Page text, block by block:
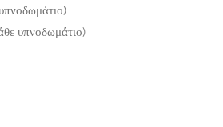
υπνοδωμάτιο)